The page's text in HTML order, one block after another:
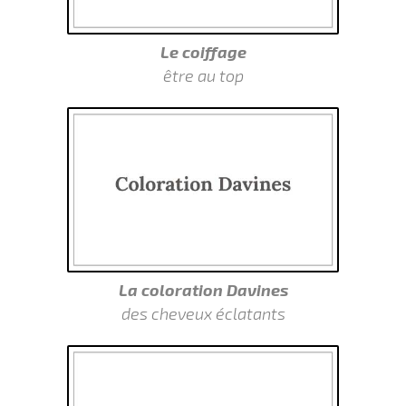
Le coiffage
être au top
La coloration Davines
des cheveux éclatants